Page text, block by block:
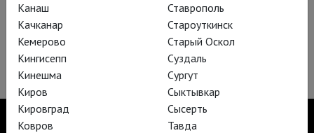
Летучий голландец
Канаш
Качканар
Кемерово
Кингисепп
Кинешма
Киров
Кировград
Ковров
Ставрополь
Староуткинск
Старый Оскол
Суздаль
Сургут
Сыктывкар
Сысерть
Тавда